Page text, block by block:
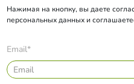
Нажимая на кнопку, вы даете
персональных данных и
Email*